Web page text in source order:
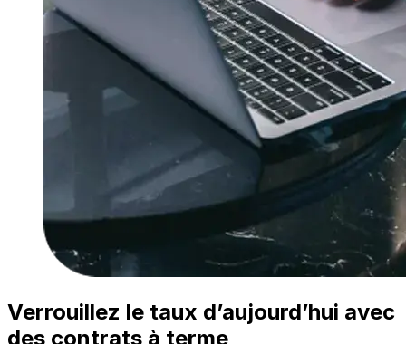
Verrouillez le taux d’aujourd’hui avec
des contrats à terme